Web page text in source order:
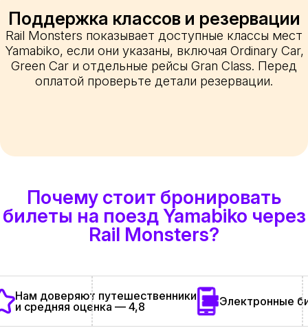
Поддержка классов и резервации
Rail Monsters показывает доступные классы мест
Yamabiko, если они указаны, включая Ordinary Car,
Green Car и отдельные рейсы Gran Class. Перед
оплатой проверьте детали резервации.
Почему стоит бронировать
билеты на поезд Yamabiko через
Rail Monsters?
Нам доверяют путешественники
и средняя оценка — 4,8
Электронные